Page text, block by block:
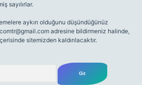
sayılırlar.
aykırı olduğunu düşündüğünüz
adresine bildirmeniz halinde,
sitemizden kaldırılacaktır.